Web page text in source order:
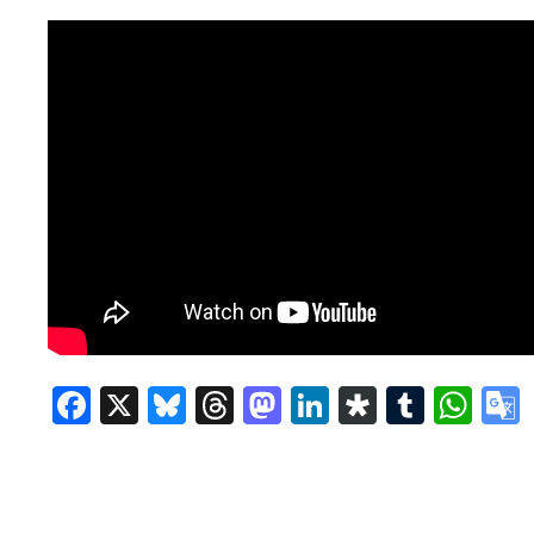
Facebook
X Bluesky
Threads
Mastodon
LinkedIn
Diaspora
Tumblr